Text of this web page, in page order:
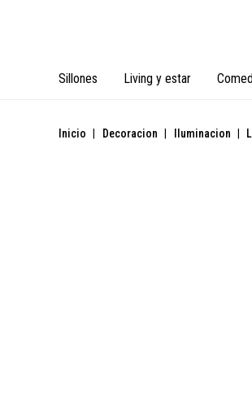
Sillones Living y estar
Inicio Decoracion Iluminacion